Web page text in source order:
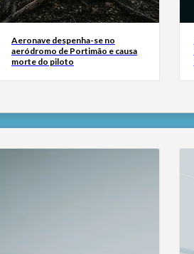
Aeronave despenha-se no
aeródromo de Portimão e causa
morte do piloto